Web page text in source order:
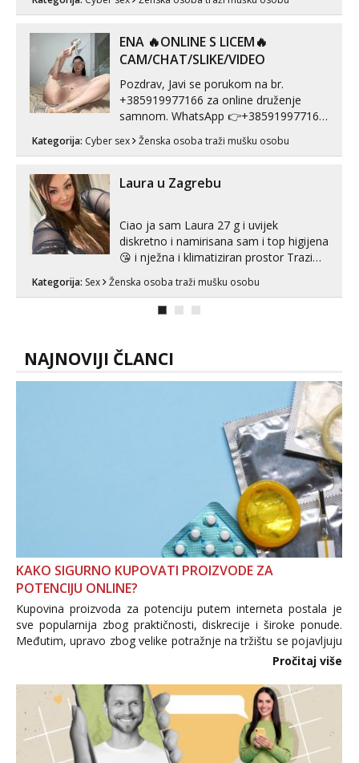
prorodne grudi, 💦 Misli su mi uvijek
U mojoj raznolikoj ponudi možeš
pranaći nešto po svojoj mjeri. Sexi videa
ENA 🔥ONLINE S LICEM🔥
CAM/CHAT/SLIKE/VIDEO
Pozdrav, Javi se porukom na br.
+385919977166 za online druženje
samnom. WhatsApp 👉+385919977166
Telegram 👉@enafriedrichkis Radim
videopozive s licem, solo i s partnerom,
kombinacije halteri, haljine, štikle,
samostojeće itd. Nudim svakakva videa
Kategorija: Cyber sex Ženska osoba traži mušku osobu
Laura u Zagrebu
Ciao ja sam Laura 27 g i uvijek
diskretno i namirisana sam i top higijena
😘 i nježna i klimatiziran prostor Trazim
Pusenje i gutanje sperme Erotsko rublje
imam uvijek Lizati me mozes i ljubiti po
Kategorija: Sex Ženska osoba traži mušku osobu
NAJNOVIJI ČLANCI
KAKO SIGURNO KUPOVATI PROIZVODE ZA
POTENCIJU ONLINE?
Kupovina proizvoda za potenciju putem interneta postala je
sve popularnija zbog praktičnosti, diskrecije i široke ponude.
Međutim, upravo zbog velike potražnje na tržištu se pojavljuju
i brojni krivotvoreni proizvodi, nepouzdane internetske
Pročitaj više